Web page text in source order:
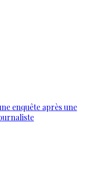
enquête après une